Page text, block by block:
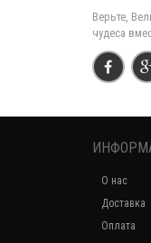
Верьте,
чудеса
О нас
Доставка
Оплата